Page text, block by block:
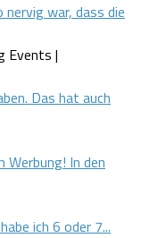
war, dass die
Events |
Das hat auch
Werbung! In den
ich 6 oder 7...